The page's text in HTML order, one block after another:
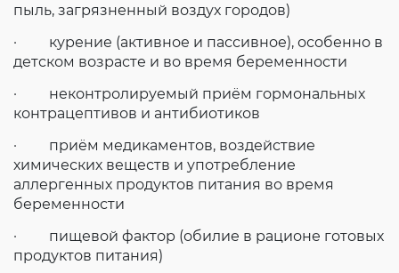
пыль, загрязненный воздух городов)
· курение (активное и пассивное), особенно в
детском возрасте и во время беременности
· неконтролируемый приём гормональных
контрацептивов и антибиотиков
· приём медикаментов, воздействие
химических веществ и употребление
аллергенных продуктов питания во время
беременности
· пищевой фактор (обилие в рационе готовых
продуктов питания)